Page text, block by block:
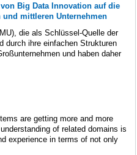
Big Data Innovation auf die
mittleren Unternehmen
die als Schlüssel-Quelle der
durch ihre einfachen Strukturen
und haben daher
are getting more and more
of related domains is
experience in terms of not only